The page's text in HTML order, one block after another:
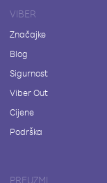
VIBER
Značajke
Blog
Sigurnost
Viber Out
Cijene
Podrška
PREUZMI